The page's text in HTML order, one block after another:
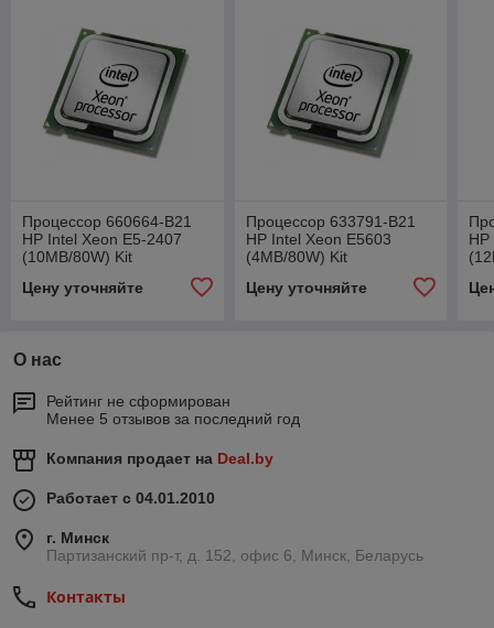
Процессор 660664-B21
HP Intel Xeon E5-2407
(10MB/80W) Kit
Цену уточняйте
Процессор 633791-B21
HP Intel Xeon E5603
(4MB/80W) Kit
Цену уточняйте
О нас
Рейтинг не сформирован
Менее 5 отзывов за последний год
Компания продает на Deal.by
Работает с 04.01.2010
г. Минск
Партизанский пр-т, д. 152, офис 6, Минск, Беларусь
Контакты